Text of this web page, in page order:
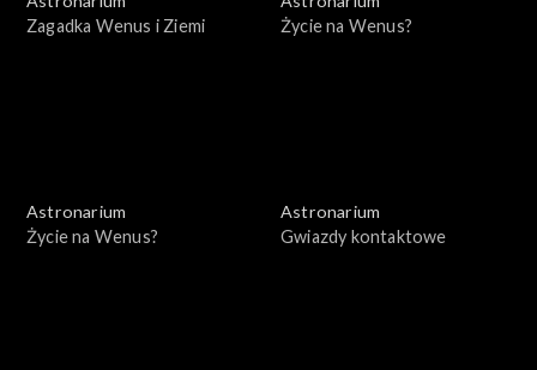
Zagadka Wenus i Ziemi
Życie na Wenus?
Astronarium
Życie na Wenus?
Astronarium
Gwiazdy kontaktowe